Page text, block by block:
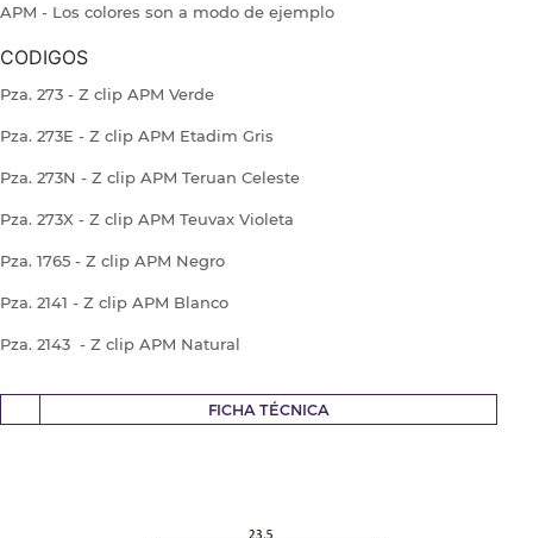
APM - Los colores son a modo de ejemplo
CODIGOS
Pza. 273 - Z clip APM Verde
Pza. 273E - Z clip APM Etadim Gris
Pza. 273N - Z clip APM Teruan Celeste
Pza. 273X - Z clip APM Teuvax Violeta
Pza. 1765 - Z clip APM Negro
Pza. 2141 - Z clip APM Blanco
Pza. 2143 - Z clip APM Natural
FICHA TÉCNICA